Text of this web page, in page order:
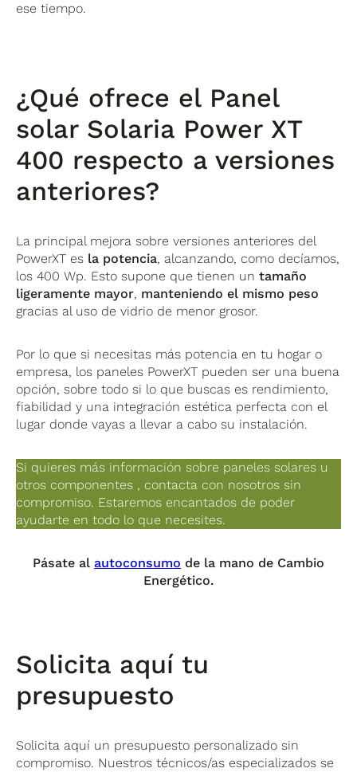
ese tiempo.
¿Qué ofrece el Panel
solar Solaria Power XT
400 respecto a versiones
anteriores?
La principal mejora sobre versiones anteriores del
PowerXT es la potencia, alcanzando, como decíamos,
los 400 Wp. Esto supone que tienen untamaño
ligeramente mayor, manteniendo el mismo peso
gracias al uso de vidrio de menor grosor.
Por lo que si necesitas más potencia en tu hogar o
empresa, los paneles PowerXT pueden ser una buena
opción, sobre todo si lo que buscas es rendimiento,
fiabilidad y una integración estética perfecta con el
lugar donde vayas a llevar a cabo su instalación.
Si quieres más información sobre paneles solares u
otros componentes , contacta con nosotros sin
compromiso. Estaremos encantados de poder
ayudarte en todo lo que necesites.
Pásate al autoconsumo de la mano de Cambio
Energético.
Solicita aquí tu
presupuesto
Solicita aquí un presupuesto personalizado sin
compromiso. Nuestros técnicos/as especializados se